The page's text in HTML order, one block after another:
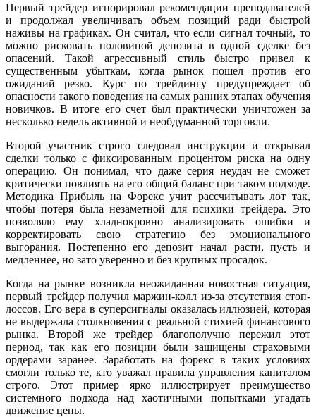
Первый трейдер игнорировал рекомендации преподавателей
и продолжал увеличивать объем позиций ради быстрой
наживы на графиках. Он считал, что если сигнал точный, то
можно рисковать половиной депозита в одной сделке без
опасений. Такой агрессивный стиль быстро привел к
существенным убыткам, когда рынок пошел против его
ожиданий резко. Курс по трейдингу предупреждает об
опасности такого поведения на самых ранних этапах обучения
новичков. В итоге его счет был практически уничтожен за
несколько недель активной и необдуманной торговли.
Второй участник строго следовал инструкции и открывал
сделки только с фиксированным процентом риска на одну
операцию. Он понимал, что даже серия неудач не сможет
критически повлиять на его общий баланс при таком подходе.
Методика Прибыль на Форекс учит рассчитывать лот так,
чтобы потеря была незаметной для психики трейдера. Это
позволяло ему хладнокровно анализировать ошибки и
корректировать свою стратегию без эмоционального
выгорания. Постепенно его депозит начал расти, пусть и
медленнее, но зато уверенно и без крупных просадок.
Когда на рынке возникла неожиданная новостная ситуация,
первый трейдер получил маржин-колл из-за отсутствия стоп-
лоссов. Его вера в суперсигналы оказалась иллюзией, которая
не выдержала столкновения с реальной стихией финансового
рынка. Второй же трейдер благополучно пережил этот
период, так как его позиции были защищены страховыми
ордерами заранее. Заработать на форекс в таких условиях
смогли только те, кто уважал правила управления капиталом
строго. Этот пример ярко иллюстрирует преимущество
системного подхода над хаотичными попытками угадать
движение цены.